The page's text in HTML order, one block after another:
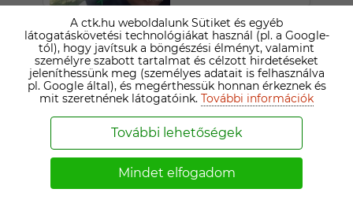
GYÖRGY
83 ÉVES TISZAÚJVÁROSI TÁRSKERESŐ
Egyedűlálló nyugdíjas
vagyok. Két felnőtt
Pályfutásom alatt
dolgotam. Szeretek
A ctk.hu weboldalunk Sütiket és egyéb
látogatáskövetési technológiákat használ (pl. a Google-
tól), hogy javítsuk a böngészési élményt, valamint
személyre szabott tartalmat és célzott hirdetéseket
jeleníthessünk meg (személyes adatait is felhasználva
pl. Google által), és megérthessük honnan érkeznek és
mit szeretnének látogatóink. További információk
További lehetőségek
Mindet elfogadom